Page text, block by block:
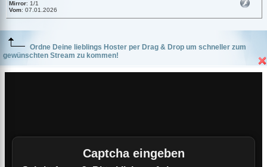
Mirror: 1/1
Vom: 07.01.2026
Ordne Deine lieblings Hoster per Drag & Drop um schneller zum
gewünschten Stream zu kommen!